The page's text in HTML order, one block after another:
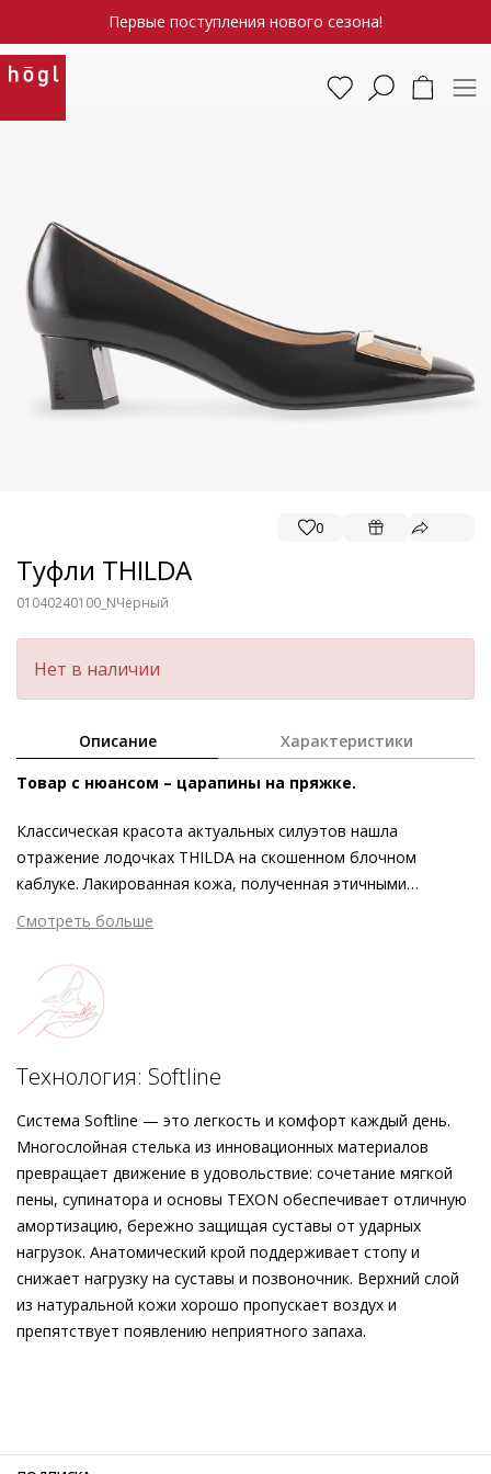
Первые поступления нового сезона!
0
Туфли THILDA
01040240100_NЧёрный
Нет в наличии
Описание Характеристики
Товар с нюансом – царапины на пряжке.
Классическая красота актуальных силуэтов нашла
отражение лодочках THILDA на скошенном блочном
каблуке. Лакированная кожа, полученная этичными
методами на экологически безопасном производстве, а
также элегантная геометричная пряжка выступают в
качестве утончённых акцентов. Изящество также
подчёркивает и слегка заострённая форма носка. Кожаная
подкладка заботится о максимальном уровне комфорта, а
подошва с защитой от скольжения обеспечивает
уверенность в каждом шаге.
Смотреть больше
Технология: Softline
Система Softline — это легкость и комфорт каждый день.
Многослойная стелька из инновационных материалов
превращает движение в удовольствие: сочетание мягкой
пены, супинатора и основы TEXON обеспечивает отличную
амортизацию, бережно защищая суставы от ударных
нагрузок. Анатомический крой поддерживает стопу и
снижает нагрузку на суставы и позвоночник. Верхний слой
из натуральной кожи хорошо пропускает воздух и
препятствует появлению неприятного запаха.
Материал подошвы Термопластичный полиуретан (TPU)